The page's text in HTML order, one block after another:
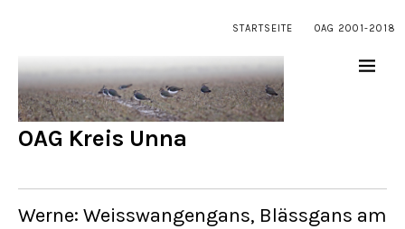
STARTSEITE OAG 2001-2018
OAG Kreis Unna
Werne: Weisswangengans, Blässgans am